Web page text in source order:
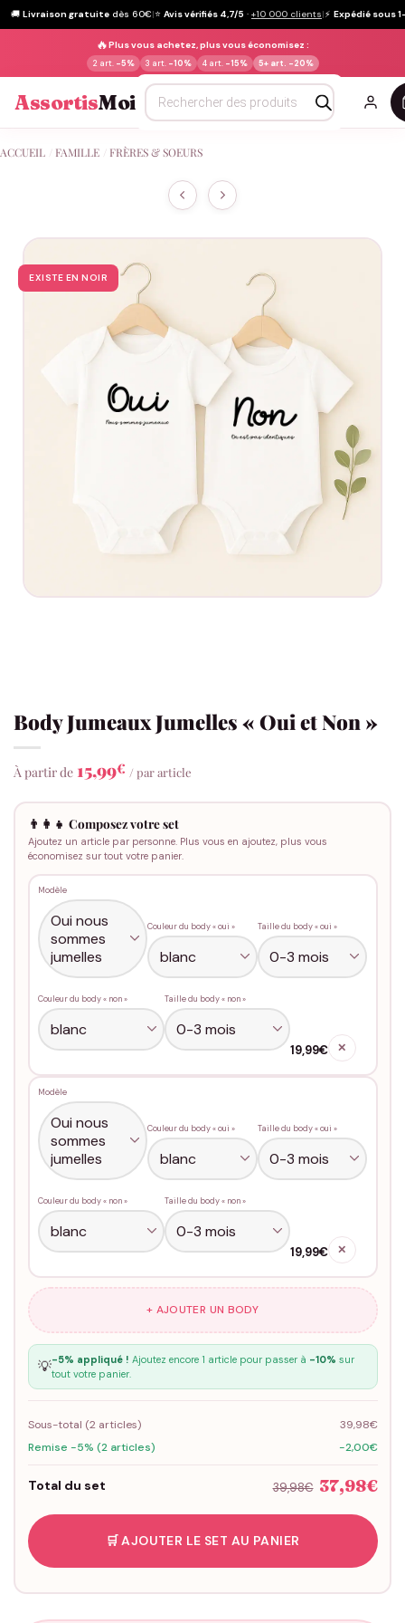
🚚 Livraison gratuite dès 60€|⭐ Avis vérifiés 4,7/5 · +10 000 clients|⚡ Expédié sous
🔥Plus vous achetez, plus vous économisez :
2 art. -5% 3 art. -10% 4 art. -15% 5+ art. -20%
AssortisMoi
Recherche
produits
au
ACCUEIL FAMILLE FRÈRES & SOEURS
EXISTE EN NOIR
Body Jumeaux Jumelles « Oui et Non »
À partir de 15,99€ / par article
👨‍👩‍👧 Composez votre set
Ajoutez un article par personne. Plus vous en ajoutez, plus vous
économisez sur tout votre panier.
Modèle
Couleur du body « oui » Taille du body « oui »
Couleur du body « non » Taille du body « non »
19,99€ ✕
Modèle
Couleur du body « oui » Taille du body « oui »
Couleur du body « non » Taille du body « non »
19,99€ ✕
+ AJOUTER UN BODY
💡-5% appliqué ! Ajoutez encore 1 article pour passer à -10% sur
tout votre panier.
Sous-total (2articles)
39,98€
Remise -5% (2 articles)
-2,00€
Total du set 39,98€ 37,98€
🛒 AJOUTER LE SET AU PANIER